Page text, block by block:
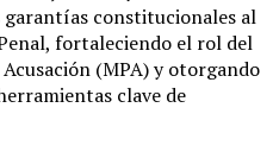
garantías constitucionales al
fortaleciendo el rol del
(MPA) y otorgando
clave de